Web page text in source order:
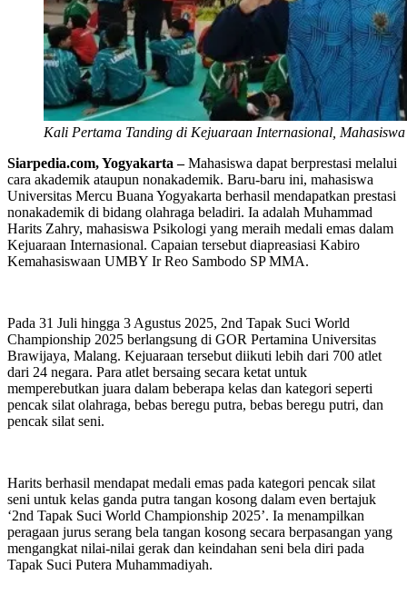
Kali Pertama Tanding di Kejuaraan Internasional,
Siarpedia.com, Yogyakarta –Mahasiswa dapat berprestasi melalui
cara akademik ataupun nonakademik. Baru-baru ini, mahasiswa
Universitas Mercu Buana Yogyakarta berhasil mendapatkan prestasi
nonakademik di bidang olahraga beladiri. Ia adalah Muhammad
Harits Zahry, mahasiswa Psikologi yang meraih medali emas dalam
Kejuaraan Internasional. Capaian tersebut diapreasiasi Kabiro
Kemahasiswaan UMBY Ir Reo Sambodo SP MMA.
Pada 31 Juli hingga 3 Agustus 2025, 2nd Tapak Suci World
Championship 2025 berlangsung di GOR Pertamina Universitas
Brawijaya, Malang. Kejuaraan tersebut diikuti lebih dari 700 atlet
dari 24 negara. Para atlet bersaing secara ketat untuk
memperebutkan juara dalam beberapa kelas dan kategori seperti
pencak silat olahraga, bebas beregu putra, bebas beregu putri, dan
pencak silat seni.
Harits berhasil mendapat medali emas pada kategori pencak silat
seni untuk kelas ganda putra tangan kosong dalam even bertajuk
‘2nd Tapak Suci World Championship 2025’. Ia menampilkan
peragaan jurus serang bela tangan kosong secara berpasangan yang
mengangkat nilai-nilai gerak dan keindahan seni bela diri pada
Tapak Suci Putera Muhammadiyah.